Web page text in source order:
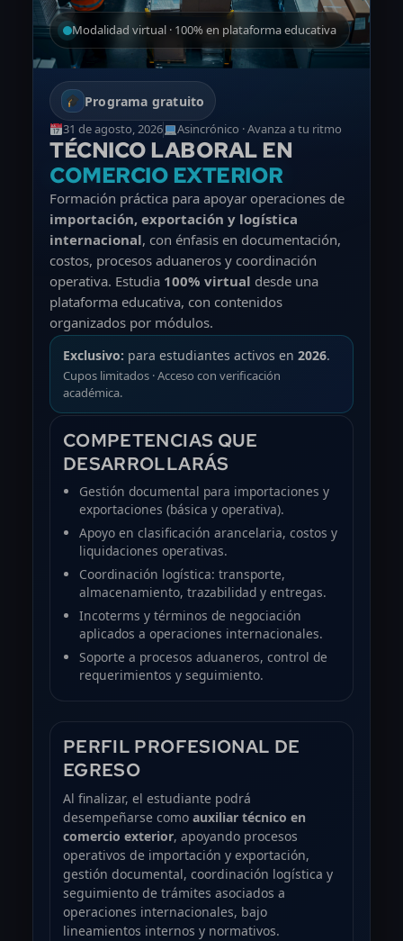
Modalidad virtual · 100% en plataforma educativa
Programa gratuito
31 de agosto, 2026 Asincrónico · Avanza a tu ritmo
TÉCNICO LABORAL EN
COMERCIO EXTERIOR
Formación práctica para apoyar operaciones de
importación, exportación y logística
internacional, con énfasis en documentación,
costos, procesos aduaneros y coordinación
operativa. Estudia 100% virtual desde una
plataforma educativa, con contenidos
organizados por módulos.
Exclusivo: para estudiantes activos en 2026.
Cupos limitados · Acceso con verificación
académica.
COMPETENCIAS QUE
DESARROLLARÁS
Gestión documental para importaciones y
exportaciones (básica y operativa).
Apoyo en clasificación arancelaria, costos y
liquidaciones operativas.
Coordinación logística: transporte,
almacenamiento, trazabilidad y entregas.
Incoterms y términos de negociación
aplicados a operaciones internacionales.
Soporte a procesos aduaneros, control de
requerimientos y seguimiento.
PERFIL PROFESIONAL DE
EGRESO
Al finalizar, el estudiante podrá
desempeñarse como auxiliar técnico en
comercio exterior, apoyando procesos
operativos de importación y exportación,
gestión documental, coordinación logística y
seguimiento de trámites asociados a
operaciones internacionales, bajo
lineamientos internos y normativos.